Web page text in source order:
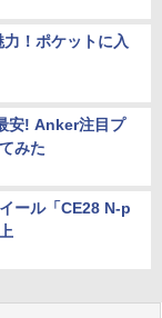
！ポケットに入
安! Anker注目プ
みた
ール「CE28 N-p